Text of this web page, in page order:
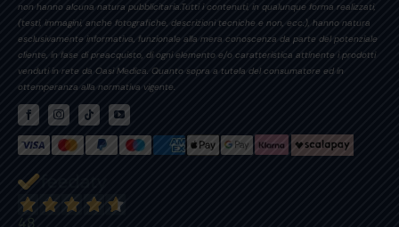
non hanno alcuna natura pubblicitaria.Tutti i contenuti, in qualunque forma realizzati,
(testi, immagini, anche fotografiche, descrizioni tecniche e non, ecc.), hanno natura
esclusivamente informativa, funzionale alla mera conoscenza da parte del potenziale
cliente, in fase di preacquisto, di ogni elemento e/o caratteristica attinente i prodotti
venduti in rete da Oasi Medica. Quanto sopra a tutela del consumatore ed in
ottemperanza alla normativa vigente.
48